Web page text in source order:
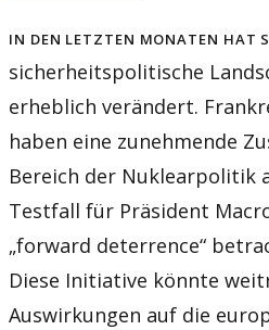
In den letzten Monaten hat
sicherheitspolitische
erheblich verändert.
haben eine zunehmende
Bereich der Nuklearpolitik
Testfall für Präsident
„forward deterrence“
Diese Initiative könnte
Auswirkungen auf die